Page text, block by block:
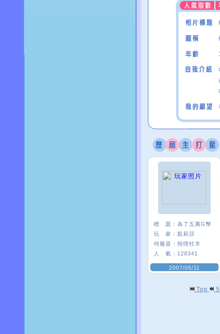
標 題： 為了五萬G幣
玩 家： 凱莉莎
伺服器： 熱情牡羊
人 氣： 128341
2007/05/11
Top 5